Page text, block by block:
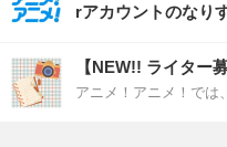
rアカウントのなり
【NEW!! ライター
アニメ！アニメ！では